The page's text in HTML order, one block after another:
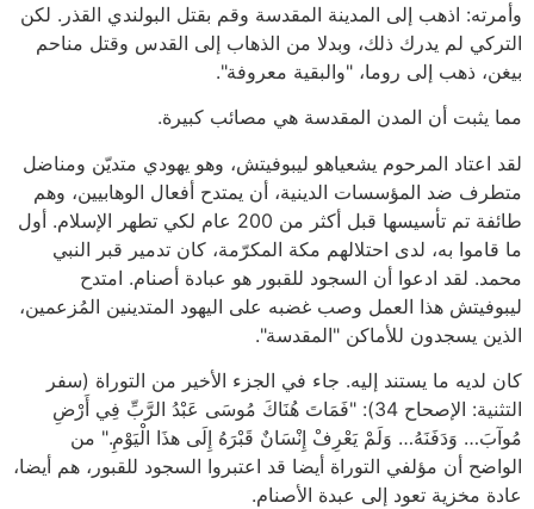
وأمرته: اذهب إلى المدينة المقدسة وقم بقتل البولندي القذر. لكن
التركي لم يدرك ذلك، وبدلا من الذهاب إلى القدس وقتل مناحم
بيغن، ذهب إلى روما، "والبقية معروفة".
مما يثبت أن المدن المقدسة هي مصائب كبيرة.
لقد اعتاد المرحوم يشعياهو ليبوفيتش، وهو يهودي متديّن ومناضل
متطرف ضد المؤسسات الدينية، أن يمتدح أفعال الوهابيين، وهم
طائفة تم تأسيسها قبل أكثر من 200 عام لكي تطهر الإسلام. أول
ما قاموا به، لدى احتلالهم مكة المكرّمة، كان تدمير قبر النبي
محمد. لقد ادعوا أن السجود للقبور هو عبادة أصنام. امتدح
ليبوفيتش هذا العمل وصب غضبه على اليهود المتدينين المُزعمين،
الذين يسجدون للأماكن "المقدسة".
كان لديه ما يستند إليه. جاء في الجزء الأخير من التوراة (سفر
التثنية: الإصحاح 34): "فَمَاتَ هُنَاكَ مُوسَى عَبْدُ الرَّبِّ فِي أَرْضِ
مُوآبَ… وَدَفَنَهُ… وَلَمْ يَعْرِفْ إِنْسَانٌ قَبْرَهُ إِلَى هذَا الْيَوْمِ." من
الواضح أن مؤلفي التوراة أيضا قد اعتبروا السجود للقبور، هم أيضا،
عادة مخزية تعود إلى عبدة الأصنام.